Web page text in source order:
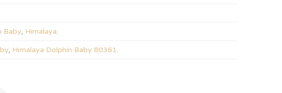
Baby, Himalaya.
, Himalaya Dolphin Baby 80361.